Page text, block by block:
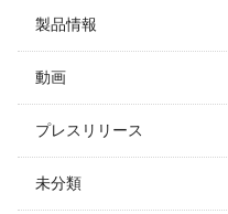
製品情報
動画
プレスリリース
未分類